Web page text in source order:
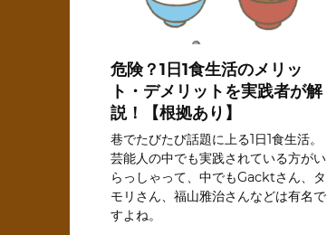
危険？1日1食生活のメリッ
ト・デメリットを実践者が解
説！【根拠あり】
巷でたびたび話題に上る1日1食生活。
芸能人の中でも実践されている方がい
らっしゃって、中でもGacktさん、タ
モリさん、福山雅治さんなどは有名で
すよね。